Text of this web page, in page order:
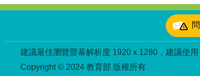
建議最佳瀏覽螢幕解析度 1920 x 1280，建議使
Copyright © 2024 教育部 版權所有